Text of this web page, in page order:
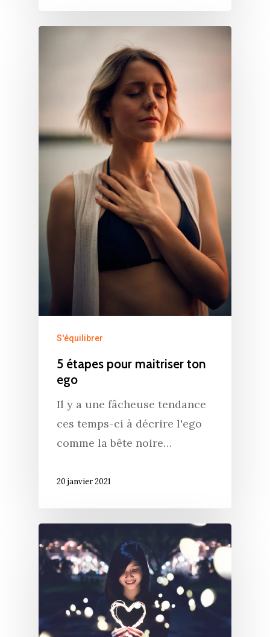
S'équilibrer
5 étapes pour maitriser ton
ego
Il y a une fâcheuse tendance
ces temps-ci à décrire l'ego
comme la bête noire…
20 janvier 2021